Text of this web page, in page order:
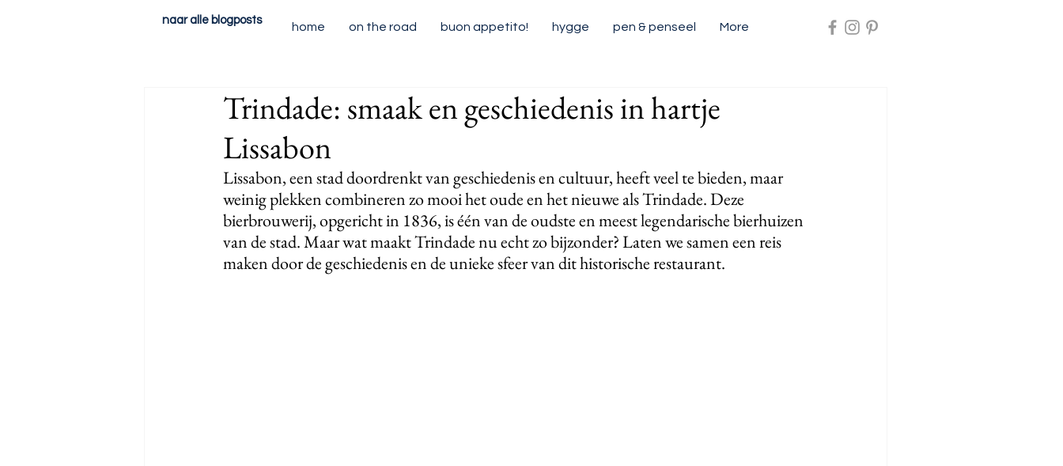
naar alle blogposts
home on the road buon appetito! hygge pen & penseel More
Trindade: smaak en geschiedenis in hartje
Lissabon
Lissabon, een stad doordrenkt van geschiedenis en cultuur, heeft veel te bieden, maar
weinig plekken combineren zo mooi het oude en het nieuwe als Trindade. Deze
bierbrouwerij, opgericht in 1836, is één van de oudste en meest legendarische bierhuizen
van de stad. Maar wat maakt Trindade nu echt zo bijzonder? Laten we samen een reis
maken door de geschiedenis en de unieke sfeer van dit historische restaurant.